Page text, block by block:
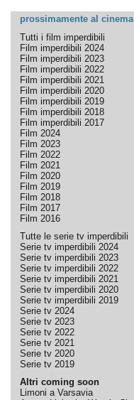
prossimamente al cinema
Tutti i film imperdibili
Film imperdibili 2024
Film imperdibili 2023
Film imperdibili 2022
Film imperdibili 2021
Film imperdibili 2020
Film imperdibili 2019
Film imperdibili 2018
Film imperdibili 2017
Film 2024
Film 2023
Film 2022
Film 2021
Film 2020
Film 2019
Film 2018
Film 2017
Film 2016
Tutte le serie tv imperdibili
Serie tv imperdibili 2024
Serie tv imperdibili 2023
Serie tv imperdibili 2022
Serie tv imperdibili 2021
Serie tv imperdibili 2020
Serie tv imperdibili 2019
Serie tv 2024
Serie tv 2023
Serie tv 2022
Serie tv 2021
Serie tv 2020
Serie tv 2019
Altri coming soon
Limoni a Varsavia